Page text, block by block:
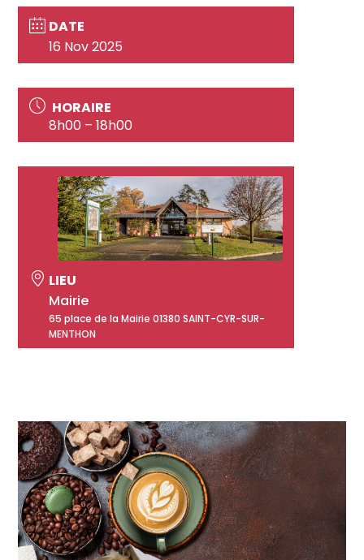
DATE
16 Nov 2025
HORAIRE
8h00 – 18h00
LIEU
Mairie
65 place de la Mairie 01380 SAINT-CYR-SUR-
MENTHON